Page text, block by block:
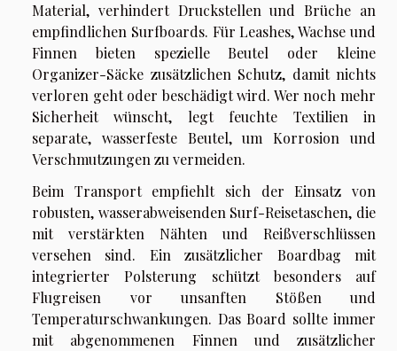
Material, verhindert Druckstellen und Brüche an
empfindlichen Surfboards. Für Leashes, Wachse und
Finnen bieten spezielle Beutel oder kleine
Organizer-Säcke zusätzlichen Schutz, damit nichts
verloren geht oder beschädigt wird. Wer noch mehr
Sicherheit wünscht, legt feuchte Textilien in
separate, wasserfeste Beutel, um Korrosion und
Verschmutzungen zu vermeiden.
Beim Transport empfiehlt sich der Einsatz von
robusten, wasserabweisenden Surf-Reisetaschen, die
mit verstärkten Nähten und Reißverschlüssen
versehen sind. Ein zusätzlicher Boardbag mit
integrierter Polsterung schützt besonders auf
Flugreisen vor unsanften Stößen und
Temperaturschwankungen. Das Board sollte immer
mit abgenommenen Finnen und zusätzlicher